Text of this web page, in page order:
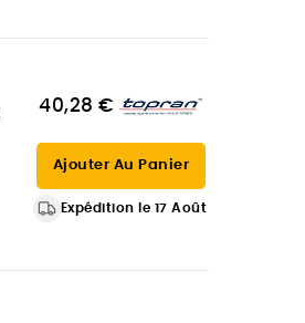
40,28 €
Ajouter Au Panier
Expédition le 17 Août